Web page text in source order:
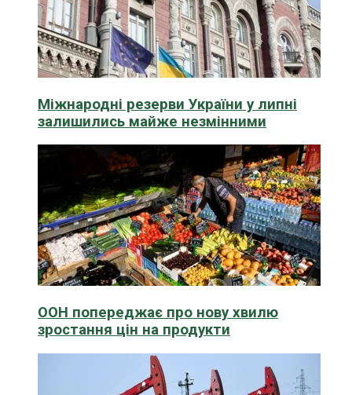
Міжнародні резерви України у липні
залишились майже незмінними
ООН попереджає про нову хвилю
зростання цін на продукти